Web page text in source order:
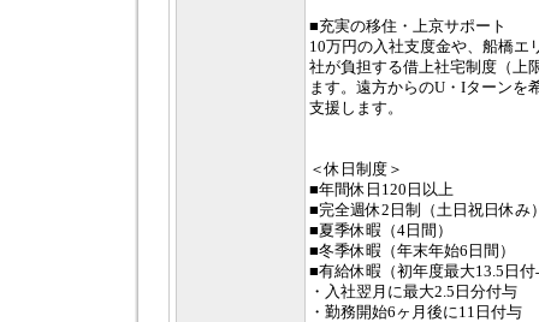
■充実の移住・上京サポート
10万円の入社支度金や、船橋エ
社が負担する借上社宅制度（上
ます。遠方からのU・Iターンを
支援します。
＜休日制度＞
■年間休日120日以上
■完全週休2日制（土日祝日休み
■夏季休暇（4日間）
■冬季休暇（年末年始6日間）
■有給休暇（初年度最大13.5日付
・入社翌月に最大2.5日分付与
・勤務開始6ヶ月後に11日付与